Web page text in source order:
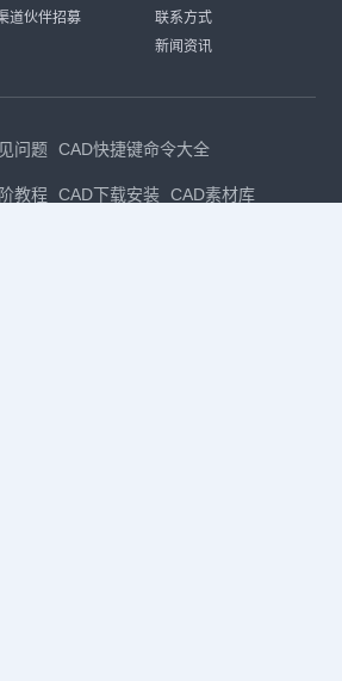
道伙伴招募
联系方式
新闻资讯
问题 CAD快捷键命令大全
教程 CAD下载安装 CAD素材库